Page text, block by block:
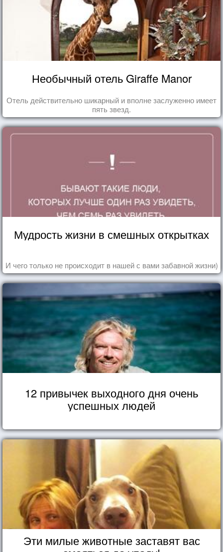
Необычный отель Giraffe Manor
Отель действительно шикарный и вполне заслуженно имеет
пять звезд.
Мудрость жизни в смешных открытках
И чего только не происходит в нашей с вами забавной жизни)
12 привычек выходного дня очень
успешных людей
Эти милые животные заставят вас